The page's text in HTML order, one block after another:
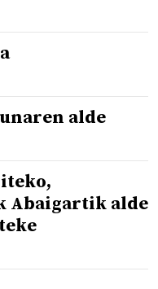
alde
Abaigartik alde